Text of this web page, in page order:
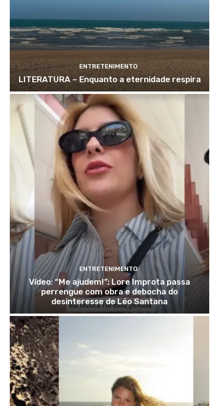
ENTRETENIMENTO
LITERATURA – Enquanto a eternidade respira
ENTRETENIMENTO
Vídeo: “Me ajudem!”; Lore Improta passa
perrengue com obra e debocha do
desinteresse de Léo Santana